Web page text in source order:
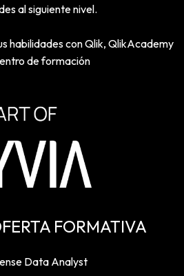
al siguiente nivel.
habilidades con Qlik, QlikAcademy
de formación
FORMATIVA
Data Analyst